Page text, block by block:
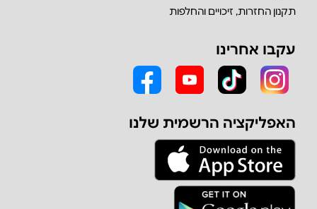
תקנון החזרות, זיכויים והחלפות
עקבו אחרינו
האפליקציה הרשמית שלנו